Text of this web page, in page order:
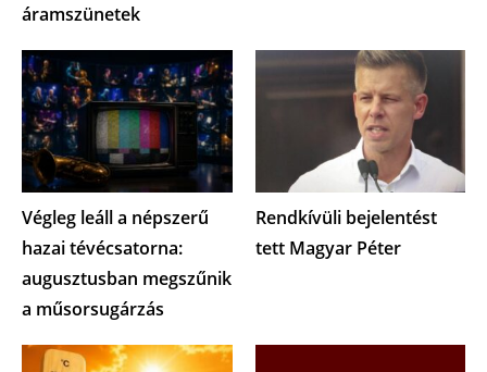
áramszünetek
Végleg leáll a népszerű
hazai tévécsatorna:
augusztusban megszűnik
a műsorsugárzás
Rendkívüli bejelentést
tett Magyar Péter